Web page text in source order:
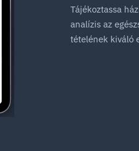
Tájékoztassa
analízis az
tételének kiváló